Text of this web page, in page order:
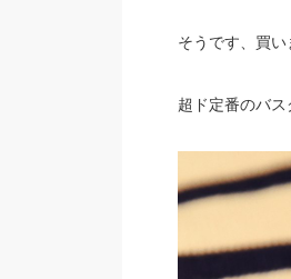
そうです、買い
超ド定番のバス